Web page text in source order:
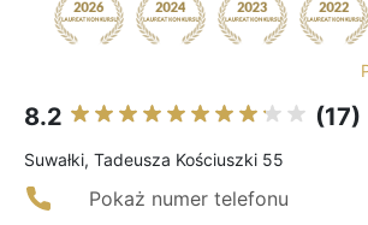
8.2 (17)
Suwałki, Tadeusza Kościuszki 55
Pokaż numer telefonu